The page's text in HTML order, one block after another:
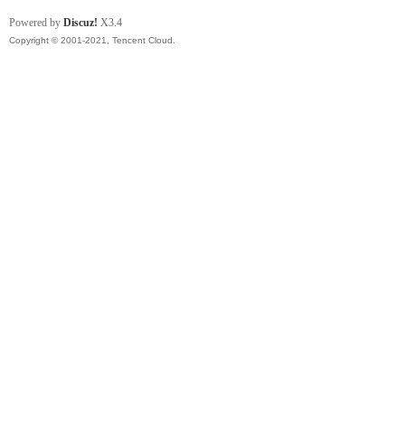
Powered by Discuz! X3.4
Copyright © 2001-2021, Tencent Cloud.